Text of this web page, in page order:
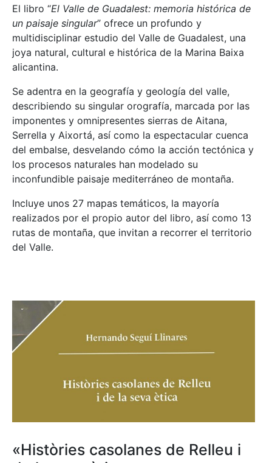
El libro “El Valle de Guadalest: memoria histórica de
un paisaje singular” ofrece un profundo y
multidisciplinar estudio del Valle de Guadalest, una
joya natural, cultural e histórica de la Marina Baixa
alicantina.
Se adentra en la geografía y geología del valle,
describiendo su singular orografía, marcada por las
imponentes y omnipresentes sierras de Aitana,
Serrella y Aixortá, así como la espectacular cuenca
del embalse, desvelando cómo la acción tectónica y
los procesos naturales han modelado su
inconfundible paisaje mediterráneo de montaña.
Incluye unos 27 mapas temáticos, la mayoría
realizados por el propio autor del libro, así como 13
rutas de montaña, que invitan a recorrer el territorio
del Valle.
«Històries casolanes de Relleu i